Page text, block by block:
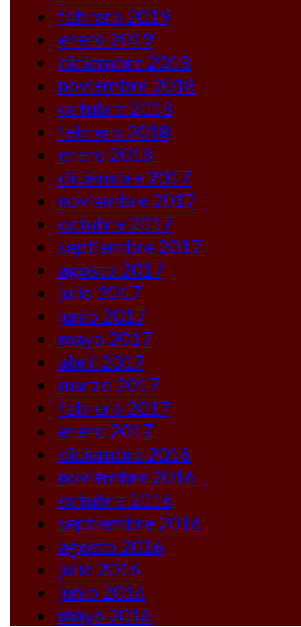
febrero 2019
enero 2019
diciembre 2018
noviembre 2018
octubre 2018
febrero 2018
enero 2018
diciembre 2017
noviembre 2017
octubre 2017
septiembre 2017
agosto 2017
julio 2017
junio 2017
mayo 2017
abril 2017
marzo 2017
febrero 2017
enero 2017
diciembre 2016
noviembre 2016
octubre 2016
septiembre 2016
agosto 2016
julio 2016
junio 2016
mayo 2016